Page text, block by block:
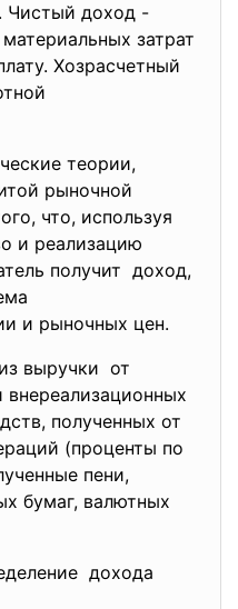
Чистый доход -
затрат
Хозрасчетный
теории,
рыночной
что, используя
и реализацию
получит доход,
и рыночных цен.
выручки от
полученных от
(проценты по
пени,
бумаг, валютных
дохода